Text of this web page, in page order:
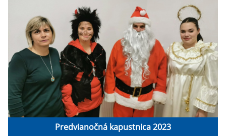
Predvianočná kapustnica 2023